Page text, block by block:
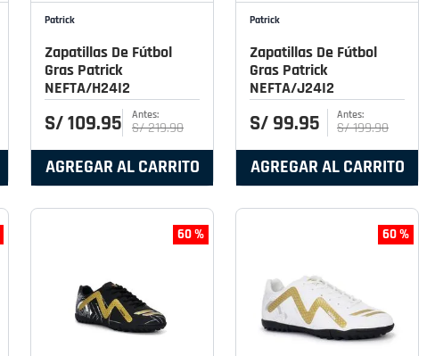
Patrick
Zapatillas De Fútbol
Gras Patrick
NEFTA/H24I2
S/109.95 S/219.90
AGREGAR AL CARRITO
Patrick
Zapatillas De Fútbol
Gras Patrick
NEFTA/J24I2
S/ 99.95 S/199.90
AGREGAR AL CARRITO
60 % 60 %